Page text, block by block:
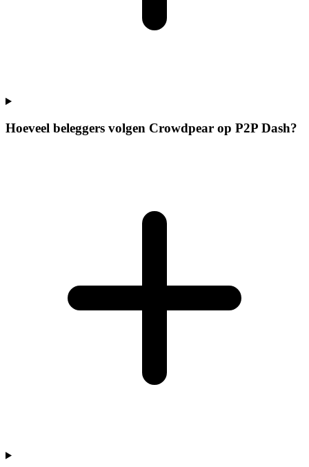
Hoeveel beleggers volgen Crowdpear op P2P Dash?